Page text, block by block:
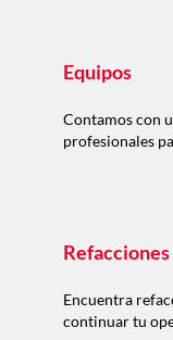
Equipos
Contamos con
profesionales
Refacciones
Encuentra
continuar tu